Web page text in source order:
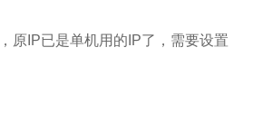
原IP已是单机用的IP了，需要设置